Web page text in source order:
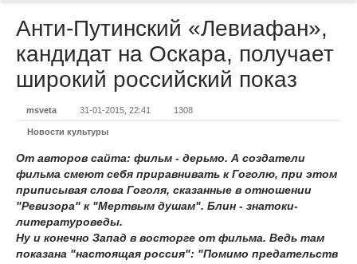
Анти-Путинский «Левиафан»,
кандидат на Оскара, получает
широкий российский показ
msveta 31-01-2015, 22:41 1308
Новости культуры
От авторов сайта: фильм - дерьмо. А создатели
фильма смеют себя приравнивать к Гоголю, при этом
приписывая слова Гоголя, сказанные в отношении
"Ревизора" к "Мертвым душам". Блин - знатоки-
литературоведы.
Ну и конечно Запад в восторге от фильма. Ведь там
показана "настоящая россия": "Помимо предательств